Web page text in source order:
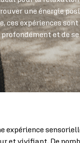
une énergie
expériences
et de
expérience
et vivifiant. De